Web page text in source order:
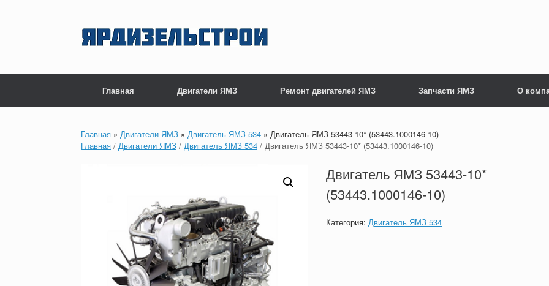
Главная Двигатели ЯМЗ Ремонт двигателей ЯМЗ Запчасти ЯМЗ О
Главная » Двигатели ЯМЗ » Двигатель ЯМЗ 534 » Двигатель ЯМЗ 53443-10* (53443.1000146-10)
Главная / Двигатели ЯМЗ / Двигатель ЯМЗ 534 / Двигатель ЯМЗ 53443-10* (53443.1000146-10)
Двигатель ЯМЗ 53443-10*
(53443.1000146-10)
Категория:Двигатель ЯМЗ 534